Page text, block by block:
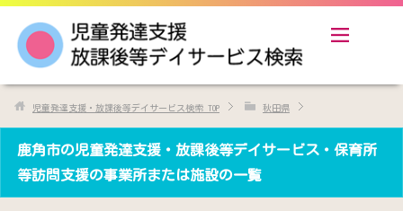
児童発達支援・放課後等デイサービス検索 TOP 秋田県
鹿角市の児童発達支援・放課後等デイサービス・保育所
等訪問支援の事業所または施設の一覧